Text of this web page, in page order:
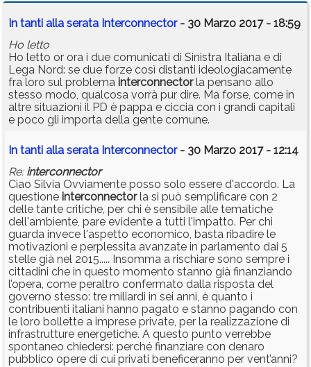
In tanti alla serata Interconnector- 30 Marzo 2017 - 18:59
Ho letto
Ho letto or ora i due comunicati di Sinistra Italiana e di
Lega Nord: se due forze così distanti ideologiacamente
fra loro sul problema interconnectorla pensano allo
stesso modo, qualcosa vorrà pur dire. Ma forse, come in
altre situazioni il PD è pappa e ciccia con i grandi capitali
e poco gli importa della gente comune.
In tanti alla serata Interconnector- 30 Marzo 2017 - 12:14
Re: interconnector
Ciao Silvia Ovviamente posso solo essere d'accordo. La
questione interconnectorla si può semplificare con 2
delle tante critiche, per chi è sensibile alle tematiche
dell'ambiente, pare evidente a tutti l'impatto. Per chi
guarda invece l'aspetto economico, basta ribadire le
motivazioni e perplessita avanzate in parlamento dai 5
stelle già nel 2015..... Insomma a rischiare sono sempre i
cittadini che in questo momento stanno già finanziando
l’opera, come peraltro confermato dalla risposta del
governo stesso: tre miliardi in sei anni, è quanto i
contribuenti italiani hanno pagato e stanno pagando con
le loro bollette a imprese private, per la realizzazione di
infrastrutture energetiche. A questo punto verrebbe
spontaneo chiedersi: perché finanziare con denaro
pubblico opere di cui privati beneficeranno per vent’anni?